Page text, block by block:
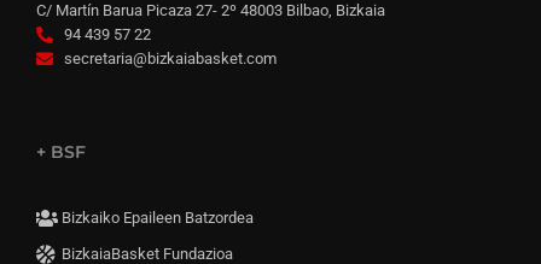
C/ Martín Barua Picaza 27- 2º 48003 Bilbao, Bizkaia
94 439 57 22
secretaria@bizkaiabasket.com
+ BSF
Bizkaiko Epaileen Batzordea
BizkaiaBasket Fundazioa